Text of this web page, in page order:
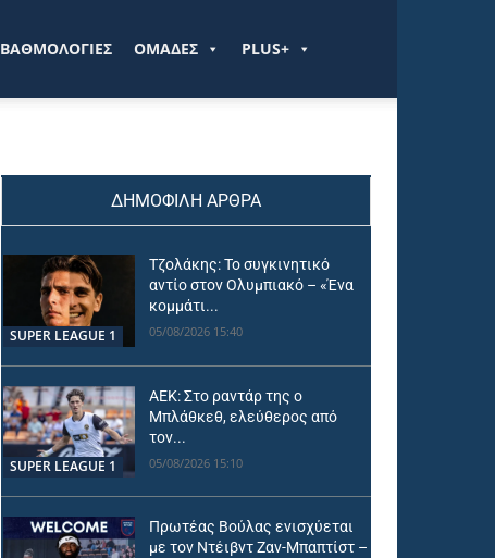
ΒΑΘΜΟΛΟΓΙΕΣ ΟΜΑΔΕΣ PLUS+
ΔΗΜΟΦΙΛΗ ΑΡΘΡΑ
SUPER LEAGUE 1
Τζολάκης: Το συγκινητικό
αντίο στον Ολυμπιακό – «Ένα
κομμάτι...
05/08/2026 15:40
SUPER LEAGUE 1
ΑΕΚ: Στο ραντάρ της ο
Μπλάθκεθ, ελεύθερος από
τον...
05/08/2026 15:10
Πρωτέας Βούλας ενισχύεται
με τον Ντέιβντ Ζαν-Μπαπτίστ –